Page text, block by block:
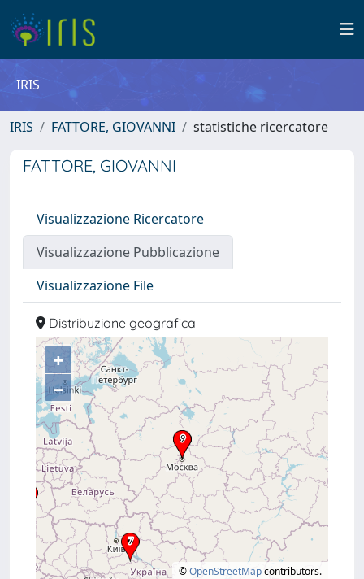
IRIS
IRIS FATTORE, GIOVANNI statistiche ricercatore
FATTORE, GIOVANNI
Visualizzazione Ricercatore
Visualizzazione Pubblicazione
Visualizzazione File
Distribuzione geografica
+
–
©OpenStreetMapcontributors.